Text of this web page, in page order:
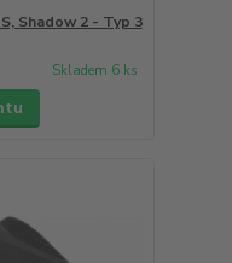
Shadow 2 - Typ 3
Skladem 6 ks